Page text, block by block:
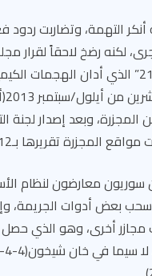
التهمة، وتضاربت
لكنه رضخ لاحقاً لقرار
الدولي رقم “2118” الذي أدان الهجمات
في
وبعد إصدار لجنة
المجزرة تقريرها بـ12 يوماً).
معارضون لنظام
سحب بعض أدوات الجريمة،
مجازر أخرى، وهو الذي